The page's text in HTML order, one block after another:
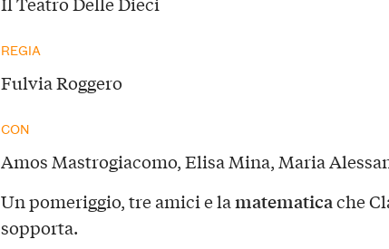
REGIA
Fulvia Roggero
CON
Amos Mastrogiacomo, Elisa Mina, Maria
Un pomeriggio, tre amici e lamatematicache
sopporta.